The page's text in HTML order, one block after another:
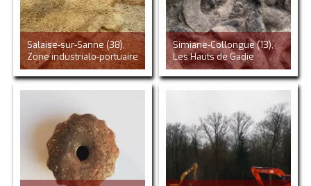
Salaise-sur-Sanne (38),
Zone industrialo-portuaire
Simiane-Collongue (13),
Les Hauts de Gadie